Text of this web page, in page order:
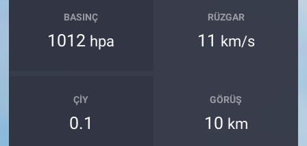
BASINÇ
1012 hpa
RÜZGAR
11 km/s
ÇIY
0.1
GÖRÜŞ
10 km